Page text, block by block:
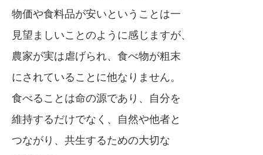
物価や食料品が安いということは一
見望ましいことのように感じますが、
農家が実は虐げられ、食べ物が粗末
にされていることに他なりません。
食べることは命の源であり、自分を
維持するだけでなく、自然や他者と
つながり、共生するための大切な